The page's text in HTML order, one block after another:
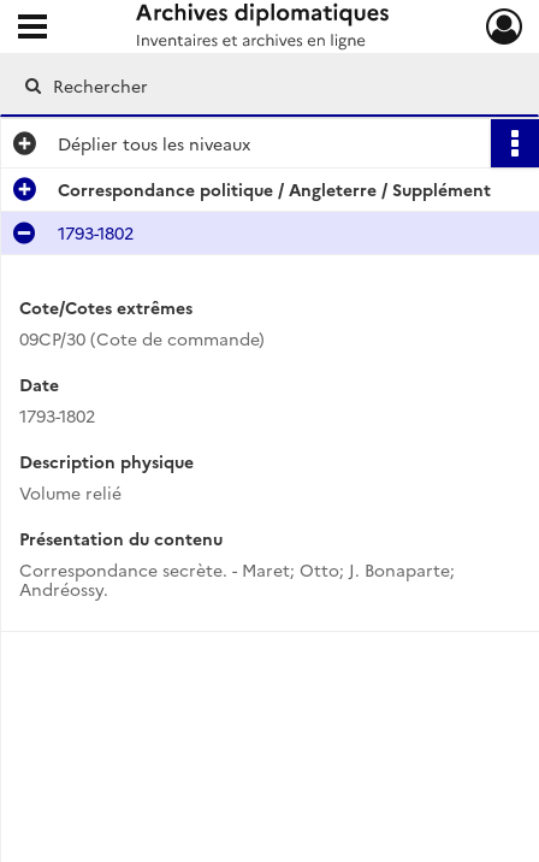
Archives diplomatiques
Ouvrir le menu déroulant
Déplier tous les niveaux
Correspondance politique / Angleterre / Supplément
1793-1802
Cote/Cotes extrêmes
09CP/30 (Cote de commande)
Date
1793-1802
Description physique
Volume relié
Présentation du contenu
Correspondance secrète. - Maret; Otto; J. Bonaparte;
Andréossy.